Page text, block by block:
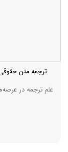
ترجمه متن
علم ترجمه در